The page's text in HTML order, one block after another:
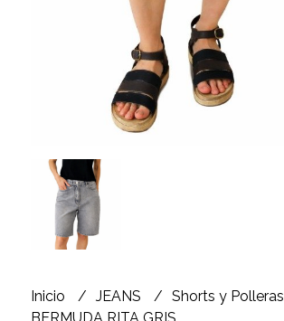
Inicio JEANS
Shorts y Polleras